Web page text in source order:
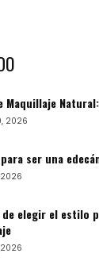
Maquillaje
2026
para ser una
2026
elegir el estilo
2026